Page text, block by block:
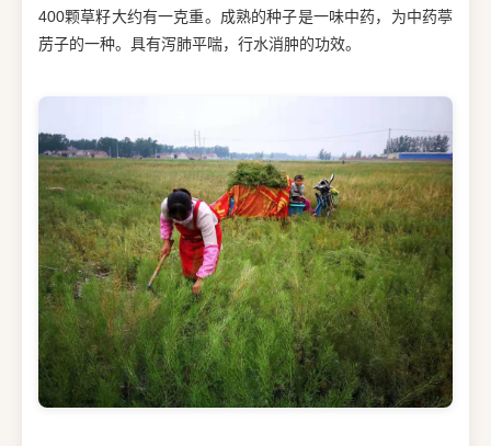
400颗草籽大约有一克重。成熟的种子是一味中药，为中药葶
苈子的一种。具有泻肺平喘，行水消肿的功效。